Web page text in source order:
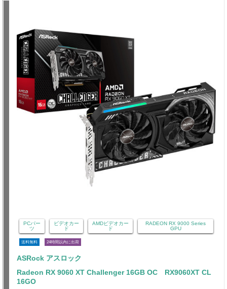
PCパー
ツ
ビデオカー
ド
AMDビデオカー
ド
RADEON RX 9000 Series
GPU
送料無料 24時間以内に出荷
ASRock アスロック
Radeon RX 9060 XT Challenger 16GB OC RX9060XT CL
16GO